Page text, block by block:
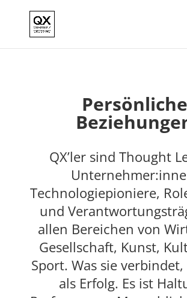
Persönliche
QX’ler sind Thought
Technologiepioniere,
und
allen Bereichen von
Gesellschaft, Kunst,
Sport. Was sie
als Erfolg. Es ist